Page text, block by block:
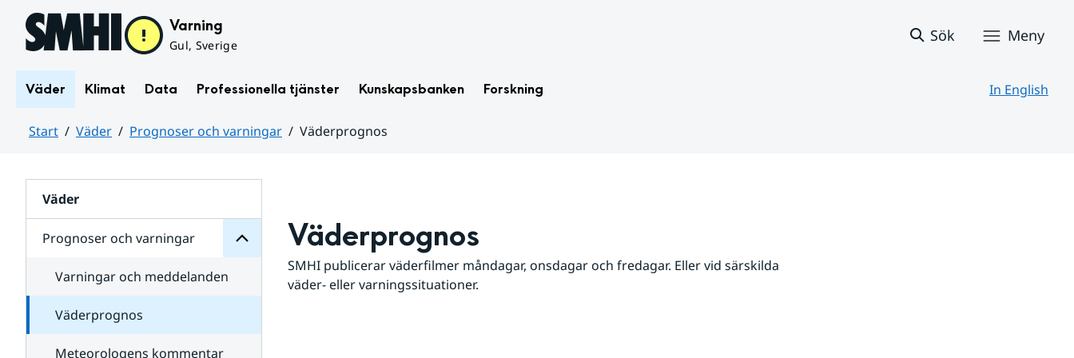
Hoppa till sidans innehåll Varning
Gul, Sverige
Sök Meny
Väder Klimat Data Professionella tjänster Kunskapsbanken Forskning In English
Start Väder Prognoser och varningar
Väderprognos
Väder
Prognoser och varningar
för
varningar
Varningar och meddelanden
Väderprognos
Meteorologens kommentar
Väderprognos
SMHI publicerar väderfilmer måndagar, onsdagar och fredagar. Eller vid särskilda
väder- eller varningssituationer.